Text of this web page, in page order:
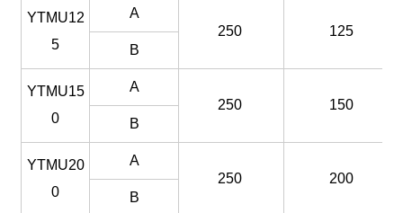
YTMU12
5
A
250
125
B
YTMU15
0
A
250
150
B
YTMU20
0
A
250
200
B